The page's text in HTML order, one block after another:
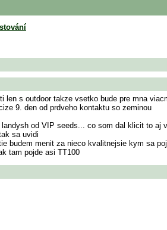
s outdoor takze vsetko bude pre mna
9. den od prdveho kontaktu so zeminou
od VIP seeds... co som dal klicit to aj
sa uvidi
budem menit za nieco kvalitnejsie kym sa
tam pojde asi TT100